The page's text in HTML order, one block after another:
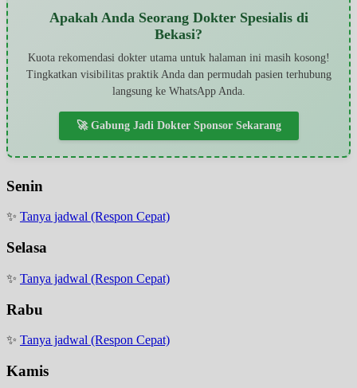
Apakah Anda Seorang Dokter Spesialis di
Bekasi?
Kuota rekomendasi dokter utama untuk halaman ini masih kosong!
Tingkatkan visibilitas praktik Anda dan permudah pasien terhubung
langsung ke WhatsApp Anda.
🚀 Gabung Jadi Dokter Sponsor Sekarang
Senin
✨ Tanya jadwal (Respon Cepat)
Selasa
✨ Tanya jadwal (Respon Cepat)
Rabu
✨ Tanya jadwal (Respon Cepat)
Kamis